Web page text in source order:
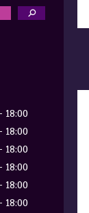
18:00
18:00
18:00
18:00
18:00
18:00